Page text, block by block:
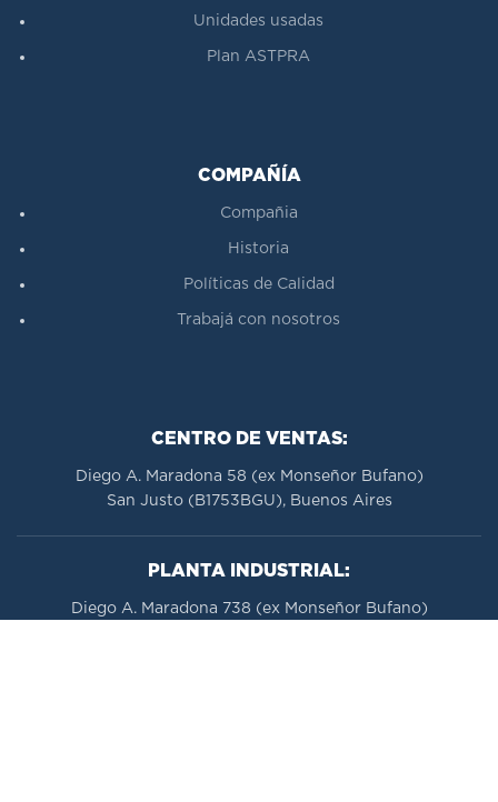
Unidades usadas
Plan ASTPRA
COMPAÑÍA
Compañia
Historia
Políticas de Calidad
Trabajá con nosotros
CENTRO DE VENTAS:
Diego A. Maradona 58 (ex Monseñor Bufano)
San Justo (B1753BGU), Buenos Aires
PLANTA INDUSTRIAL:
Diego A. Maradona 738 (ex Monseñor Bufano)